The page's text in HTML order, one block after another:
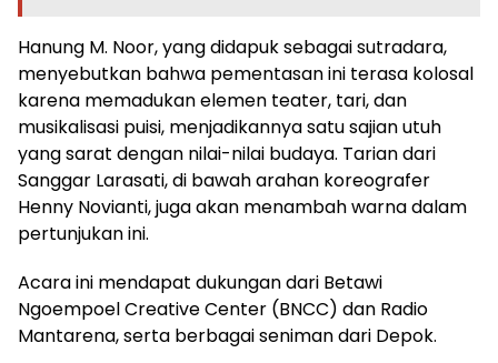
Hanung M. Noor, yang didapuk sebagai sutradara,
menyebutkan bahwa pementasan ini terasa kolosal
karena memadukan elemen teater, tari, dan
musikalisasi puisi, menjadikannya satu sajian utuh
yang sarat dengan nilai-nilai budaya. Tarian dari
Sanggar Larasati, di bawah arahan koreografer
Henny Novianti, juga akan menambah warna dalam
pertunjukan ini.
Acara ini mendapat dukungan dari Betawi
Ngoempoel Creative Center (BNCC) dan Radio
Mantarena, serta berbagai seniman dari Depok.